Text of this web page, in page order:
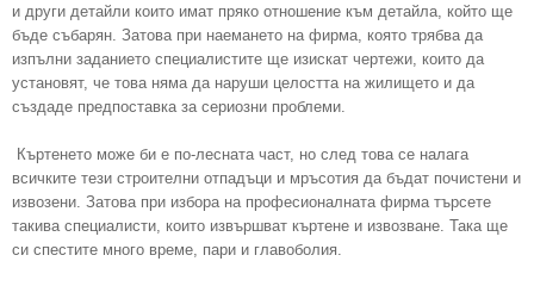
и други детайли които имат пряко отношение към детайла, който ще
бъде събарян. Затова при наемането на фирма, която трябва да
изпълни заданието специалистите ще изискат чертежи, които да
установят, че това няма да наруши целостта на жилището и да
създаде предпоставка за сериозни проблеми.
Къртенето може би е по-лесната част, но след това се налага
всичките тези строителни отпадъци и мръсотия да бъдат почистени и
извозени. Затова при избора на професионалната фирма търсете
такива специалисти, които извършват къртене и извозване. Така ще
си спестите много време, пари и главоболия.